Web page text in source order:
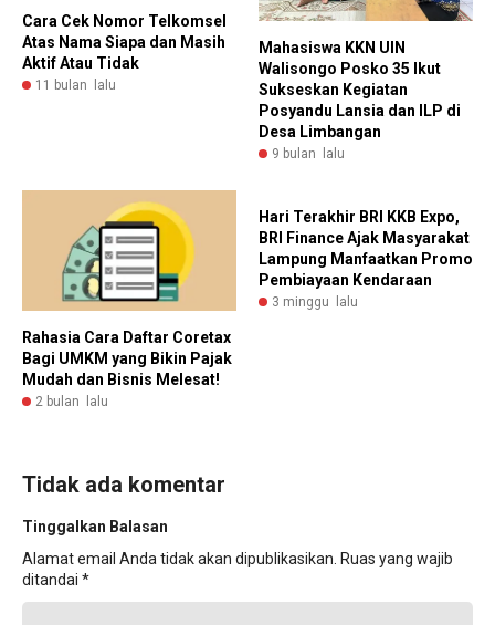
Cara Cek Nomor Telkomsel
Atas Nama Siapa dan Masih
Aktif Atau Tidak
11 bulan lalu
Mahasiswa KKN UIN
Walisongo Posko 35 Ikut
Sukseskan Kegiatan
Posyandu Lansia dan ILP di
Desa Limbangan
9 bulan lalu
Rahasia Cara Daftar Coretax
Bagi UMKM yang Bikin Pajak
Mudah dan Bisnis Melesat!
2 bulan lalu
Hari Terakhir BRI KKB Expo,
BRI Finance Ajak Masyarakat
Lampung Manfaatkan Promo
Pembiayaan Kendaraan
3 minggu lalu
Tidak ada komentar
Tinggalkan Balasan
Alamat email Anda tidak akan dipublikasikan. Ruas yang wajib
ditandai *